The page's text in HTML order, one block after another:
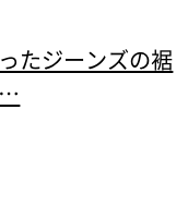
たジーンズの裾